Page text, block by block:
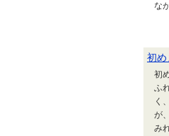
な
初め
初
ふ
く
が
み